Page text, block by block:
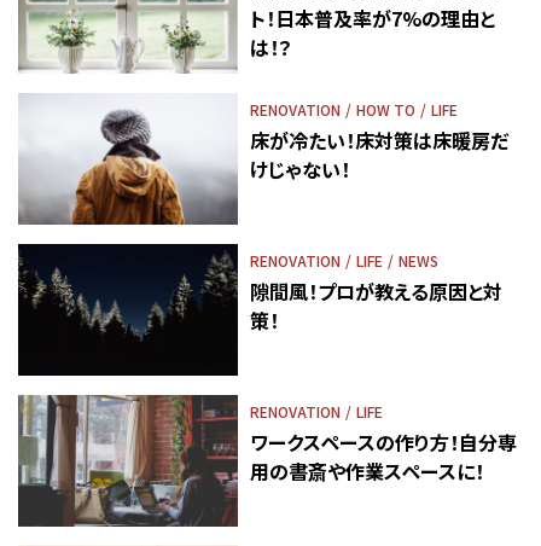
ト！日本普及率が7%の理由と
は！？
RENOVATION HOW TO LIFE
床が冷たい！床対策は床暖房だ
けじゃない！
RENOVATION LIFE NEWS
隙間風！プロが教える原因と対
策！
RENOVATION LIFE
ワークスペースの作り方！自分専
用の書斎や作業スペースに！